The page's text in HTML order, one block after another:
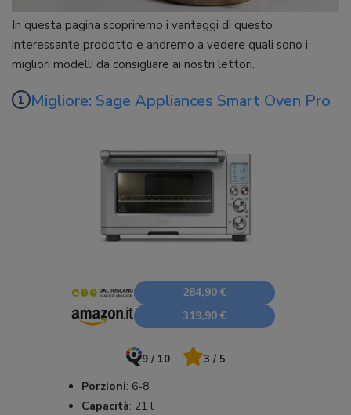
In questa pagina scopriremo i vantaggi di questo
interessante prodotto e andremo a vedere quali sono i
migliori modelli da consigliare ai nostri lettori.
Migliore: Sage Appliances Smart Oven Pro
284,90 €
319,90 €
9 / 10 3 / 5
Porzioni: 6-8
Capacità: 21 l